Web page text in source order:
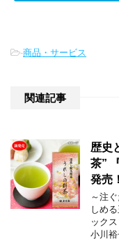
-商品・サービス
関連記事
歴史
茶”
発売
～注
しめ
ック
小川